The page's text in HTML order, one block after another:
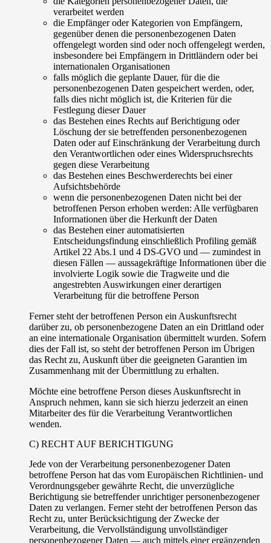
verarbeitet werden
die Empfänger oder Kategorien von Empfängern,
gegenüber denen die personenbezogenen Daten
offengelegt worden sind oder noch offengelegt werden,
insbesondere bei Empfängern in Drittländern oder bei
internationalen Organisationen
falls möglich die geplante Dauer, für die die
personenbezogenen Daten gespeichert werden, oder,
falls dies nicht möglich ist, die Kriterien für die
Festlegung dieser Dauer
das Bestehen eines Rechts auf Berichtigung oder
Löschung der sie betreffenden personenbezogenen
Daten oder auf Einschränkung der Verarbeitung durch
den Verantwortlichen oder eines Widerspruchsrechts
gegen diese Verarbeitung
das Bestehen eines Beschwerderechts bei einer
Aufsichtsbehörde
wenn die personenbezogenen Daten nicht bei der
betroffenen Person erhoben werden: Alle verfügbaren
Informationen über die Herkunft der Daten
das Bestehen einer automatisierten
Entscheidungsfindung einschließlich Profiling gemäß
Artikel 22 Abs.1 und 4 DS-GVO und — zumindest in
diesen Fällen — aussagekräftige Informationen über die
involvierte Logik sowie die Tragweite und die
angestrebten Auswirkungen einer derartigen
Verarbeitung für die betroffene Person
Ferner steht der betroffenen Person ein Auskunftsrecht
darüber zu, ob personenbezogene Daten an ein Drittland oder
an eine internationale Organisation übermittelt wurden. Sofern
dies der Fall ist, so steht der betroffenen Person im Übrigen
das Recht zu, Auskunft über die geeigneten Garantien im
Zusammenhang mit der Übermittlung zu erhalten.
Möchte eine betroffene Person dieses Auskunftsrecht in
Anspruch nehmen, kann sie sich hierzu jederzeit an einen
Mitarbeiter des für die Verarbeitung Verantwortlichen
wenden.
C) RECHT AUF BERICHTIGUNG
Jede von der Verarbeitung personenbezogener Daten
betroffene Person hat das vom Europäischen Richtlinien- und
Verordnungsgeber gewährte Recht, die unverzügliche
Berichtigung sie betreffender unrichtiger personenbezogener
Daten zu verlangen. Ferner steht der betroffenen Person das
Recht zu, unter Berücksichtigung der Zwecke der
Verarbeitung, die Vervollständigung unvollständiger
personenbezogener Daten — auch mittels einer ergänzenden